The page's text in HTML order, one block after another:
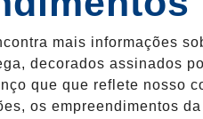
mais informações
decorados assinados
que que reflete nosso
os empreendimentos